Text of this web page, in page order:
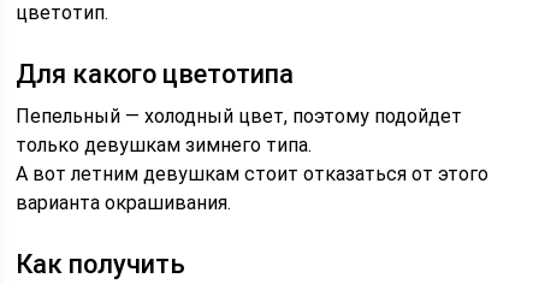
цветотип.
Для какого цветотипа
Пепельный — холодный цвет, поэтому подойдет
только девушкам зимнего типа.
А вот летним девушкам стоит отказаться от этого
варианта окрашивания.
Как получить